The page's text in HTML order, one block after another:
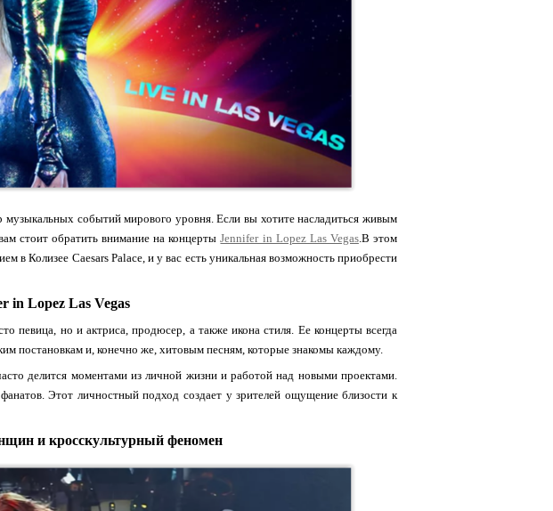
событий мирового уровня. Если вы хотите насладиться живым
стоит обратить внимание на концертыJennifer in Lopez Las Vegas.В этом
в Колизее Caesars Palace, и у вас есть уникальная возможность приобрести
in Lopez Las Vegas
певица, но и актриса, продюсер, а также икона стиля. Ее концерты всегда
постановкам и, конечно же, хитовым песням, которые знакомы каждому.
делится моментами из личной жизни и работой над новыми проектами.
Этот личностный подход создает у зрителей ощущение близости к
и кросскультурный феномен